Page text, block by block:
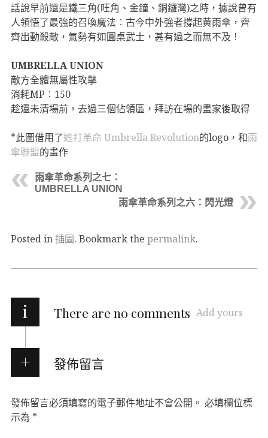
話說早前還是鐵三角(旺角、金鐘、銅鑼灣)之時，據說曾有
人領悟了最強的召喚魔法︰古今中外強者撐起黃雨傘，齊
齊出動殺敵，氣勢有如圓桌武士，甚有過之而無不及！
UMBRELLA UNION
敵方全體無屬性攻擊
消耗MP︰150
趁還未清場前，去過三個佔領區，拜訪在場的畫家後取得
*此圖借用了遮打革命 Umbrella Revolution的logo，和雨
傘聯盟的畫作
雨傘革命系列之七：
UMBRELLA UNION
雨傘革命系列之六：閃光燈
Posted in插圖. Bookmark the permalink.
i There are no comments Add yours
發佈留言
發佈留言必須填寫的電子郵件地址不會公開。 必填欄位標
示為 *